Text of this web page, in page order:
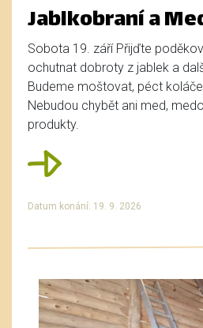
Jablkobraní a
Sobota 19. září Přijďte
ochutnat dobroty z jablek a
Budeme moštovat, péct
Nebudou chybět ani med,
produkty.
Datum konání: 19. 9. 2026